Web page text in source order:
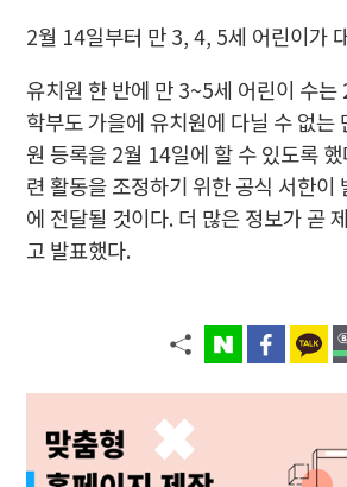
2월 14일부터 만 3, 4, 5세 어린이가
유치원 한 반에 만 3~5세 어린이 수
학부도 가을에 유치원에 다닐 수 없는
원 등록을 2월 14일에 할 수 있도록
련 활동을 조정하기 위한 공식 서한이
에 전달될 것이다. 더 많은 정보가 곧
고 발표했다.